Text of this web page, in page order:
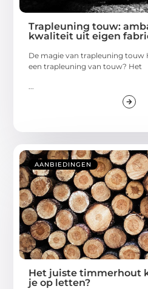
Trapleuning touw:
kwaliteit uit eigen
De magie van trapleuning touw
een trapleuning van touw? Het
AANBIEDINGEN
Het juiste timmerhout
je op letten?